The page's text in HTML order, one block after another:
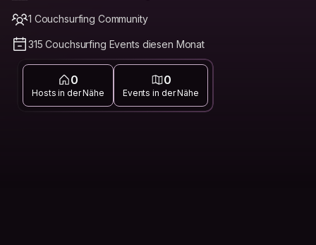
1 Couchsurfing Community
315 Couchsurfing Events diesen Monat
0
Hosts in der Nähe
0
Events in der Nähe